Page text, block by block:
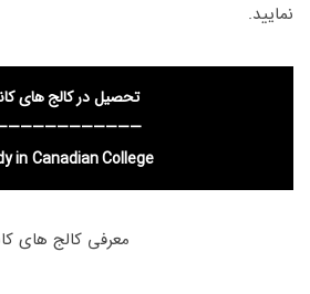
نمایید.
تحصیل در کالج های
in Canadian College
معرفی کالج های